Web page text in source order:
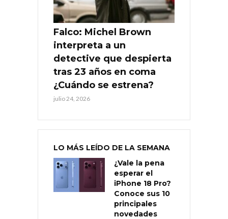
Falco: Michel Brown
interpreta a un
detective que despierta
tras 23 años en coma
¿Cuándo se estrena?
julio 24, 2026
LO MÁS LEÍDO DE LA SEMANA
¿Vale la pena
esperar el
iPhone 18 Pro?
Conoce sus 10
principales
novedades